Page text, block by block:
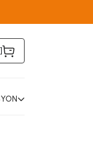
]